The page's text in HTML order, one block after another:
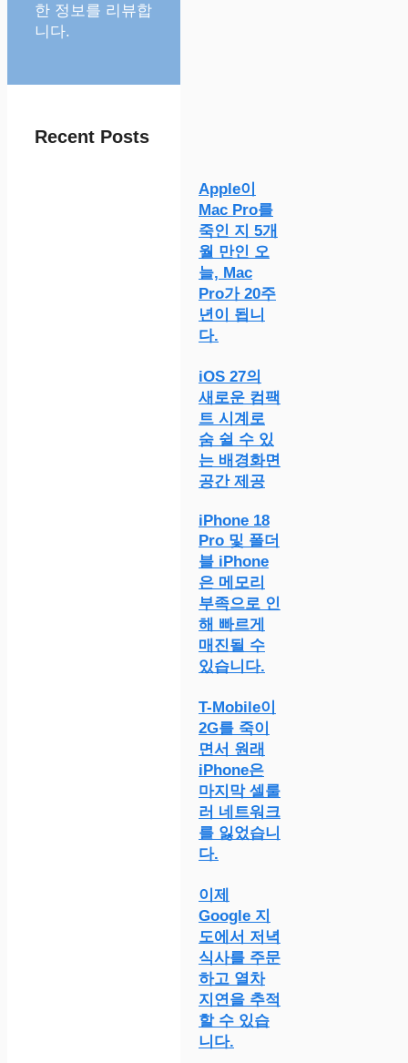
한 정보를 리뷰합
니다.
Recent Posts
Apple이
Mac Pro를
죽인 지 5개
월 만인 오
늘, Mac
Pro가 20주
년이 됩니
다.
iOS 27의
새로운 컴팩
트 시계로
숨 쉴 수 있
는 배경화면
공간 제공
iPhone 18
Pro 및 폴더
블 iPhone
은 메모리
부족으로 인
해 빠르게
매진될 수
있습니다.
T-Mobile이
2G를 죽이
면서 원래
iPhone은
마지막 셀룰
러 네트워크
를 잃었습니
다.
이제
Google 지
도에서 저녁
식사를 주문
하고 열차
지연을 추적
할 수 있습
니다.